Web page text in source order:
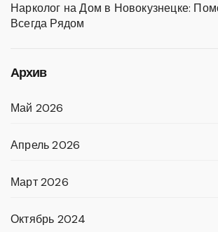
Нарколог на Дом в Новокузнецке:
Всегда Рядом
Архив
Май 2026
Апрель 2026
Март 2026
Октябрь 2024